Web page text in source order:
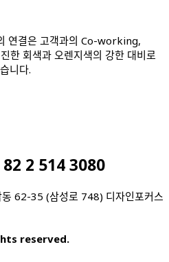
연결은 고객과의 Co-working,
한 회색과 오렌지색의 강한 대비로
니다.
2 514 3080
62-35 (삼성로 748) 디자인포커스
02 514 3080
reserved.